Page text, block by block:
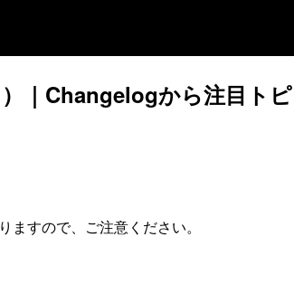
｜Changelogから注目ト
すので、ご注意ください。